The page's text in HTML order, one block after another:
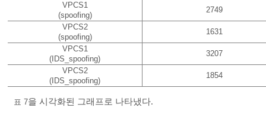
VPCS1
(spoofing)
2749
VPCS2
(spoofing)
1631
VPCS1
(IDS_spoofing)
3207
VPCS2
(IDS_spoofing)
1854
표 7을 시각화된 그래프로 나타냈다.